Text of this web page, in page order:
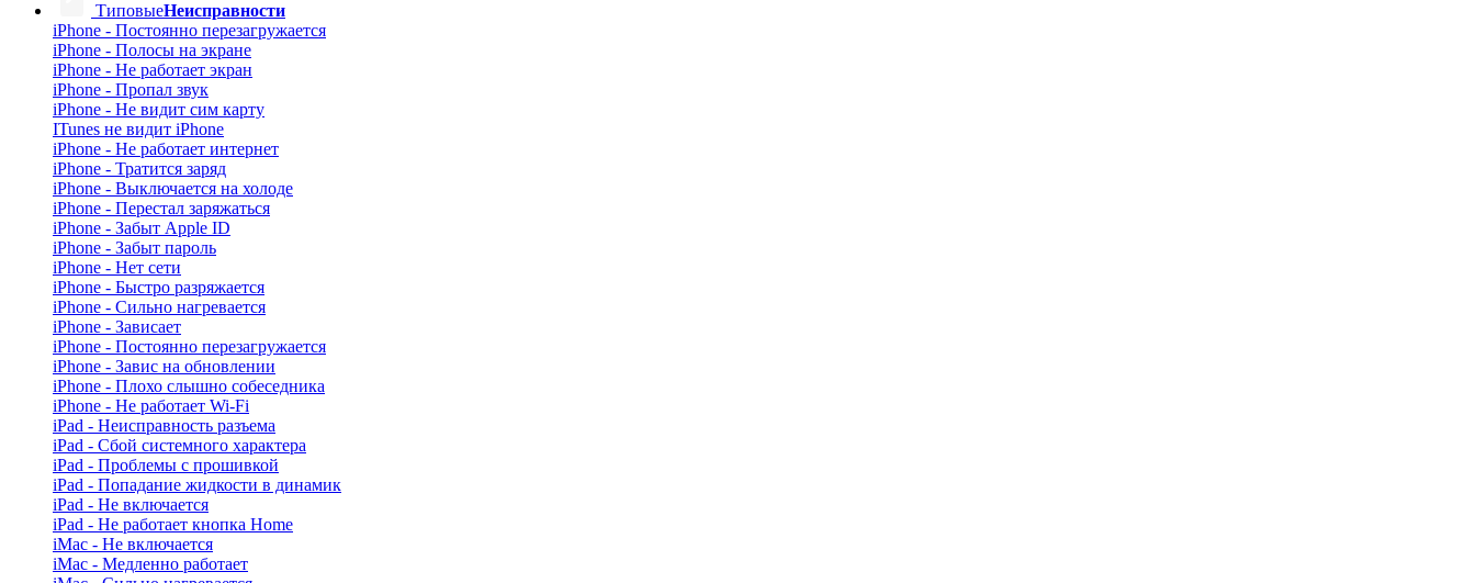
ТиповыеНеисправности
iPhone - Постоянно перезагружается
iPhone - Полосы на экране
iPhone - Не работает экран
iPhone - Пропал звук
iPhone - Не видит сим карту
ITunes не видит iPhone
iPhone - Не работает интернет
iPhone - Тратится заряд
iPhone - Выключается на холоде
iPhone - Перестал заряжаться
iPhone - Забыт Apple ID
iPhone - Забыт пароль
iPhone - Нет сети
iPhone - Быстро разряжается
iPhone - Сильно нагревается
iPhone - Зависает
iPhone - Постоянно перезагружается
iPhone - Завис на обновлении
iPhone - Плохо слышно собеседника
iPhone - Не работает Wi-Fi
iPad - Неисправность разъема
iPad - Сбой системного характера
iPad - Проблемы с прошивкой
iPad - Попадание жидкости в динамик
iPad - Не включается
iPad - Не работает кнопка Home
iMac - Не включается
iMac - Медленно работает